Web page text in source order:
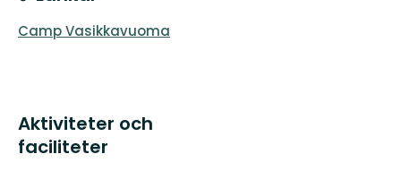
Camp Vasikkavuoma
Aktiviteter och
faciliteter